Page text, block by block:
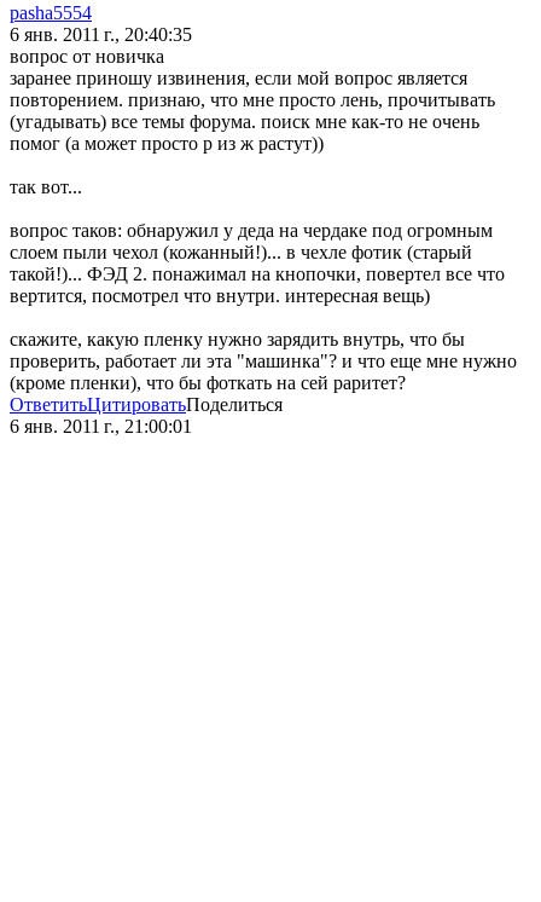
pasha5554
6 янв. 2011 г., 20:40:35
вопрос от новичка
заранее приношу извинения, если мой вопрос является
повторением. признаю, что мне просто лень, прочитывать
(угадывать) все темы форума. поиск мне как-то не очень
помог (а может просто р из ж растут))
так вот...
вопрос таков: обнаружил у деда на чердаке под огромным
слоем пыли чехол (кожанный!)... в чехле фотик (старый
такой!)... ФЭД 2. понажимал на кнопочки, повертел все что
вертится, посмотрел что внутри. интересная вещь)
скажите, какую пленку нужно зарядить внутрь, что бы
проверить, работает ли эта "машинка"? и что еще мне нужно
(кроме пленки), что бы фоткать на сей раритет?
ОтветитьЦитироватьПоделиться
6 янв. 2011 г., 21:00:01